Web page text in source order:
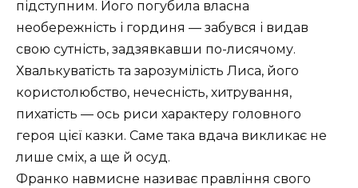
підступним. Його погубила власна
необережність і гординя — забувся і видав
свою сутність, задзявкавши по-лисячому.
Хвалькуватість та зарозумілість Лиса, його
користолюбство, нечесність, хитрування,
пихатість — ось риси характеру головного
героя цієї казки. Саме така вдача викликає не
лише сміх, а ще й осуд.
Франко навмисне називає правління свого